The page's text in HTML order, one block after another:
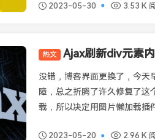
2023-05-30 3.53 K
JavaScript
热文 Ajax刷新div元素
没错，博客界面更换了，今天
障，总之折腾了许久修复了
载，所以决定用图片懒加载插
2023-05-20 2.96 K